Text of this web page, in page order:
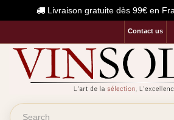
Livraison gratuite dès 99€ en
Contact us